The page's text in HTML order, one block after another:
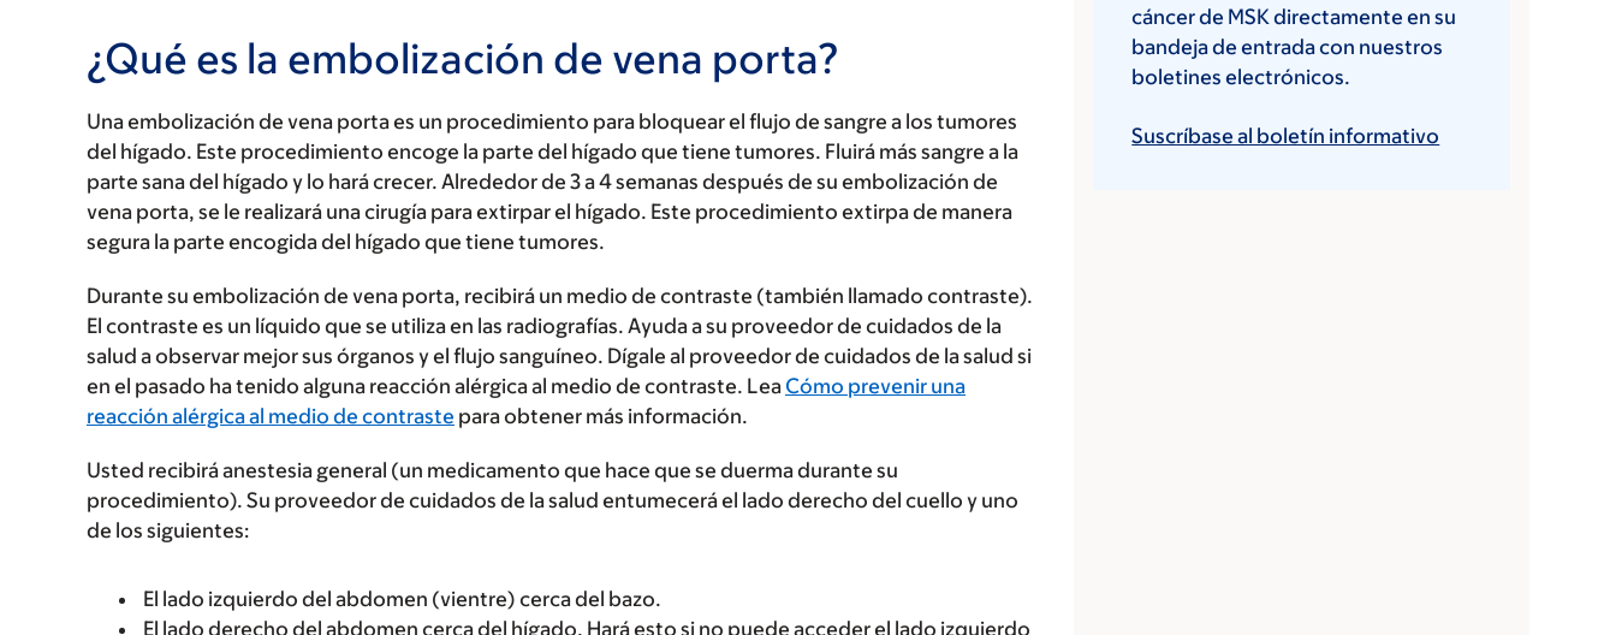
¿Qué es la embolización de vena porta?
Una embolización de vena porta es un procedimiento para bloquear el flujo de sangre a los tumores
del hígado. Este procedimiento encoge la parte del hígado que tiene tumores. Fluirá más sangre a la
parte sana del hígado y lo hará crecer. Alrededor de 3 a 4 semanas después de su embolización de
vena porta, se le realizará una cirugía para extirpar el hígado. Este procedimiento extirpa de manera
segura la parte encogida del hígado que tiene tumores.
Durante su embolización de vena porta, recibirá un medio de contraste (también llamado contraste).
El contraste es un líquido que se utiliza en las radiografías. Ayuda a su proveedor de cuidados de la
salud a observar mejor sus órganos y el flujo sanguíneo. Dígale al proveedor de cuidados de la salud si
en el pasado ha tenido alguna reacción alérgica al medio de contraste. Lea Cómo prevenir una
reacción alérgica al medio de contraste para obtener más información.
Usted recibirá anestesia general (un medicamento que hace que se duerma durante su
procedimiento). Su proveedor de cuidados de la salud entumecerá el lado derecho del cuello y uno
de los siguientes:
El lado izquierdo del abdomen (vientre) cerca del bazo.
El lado derecho del abdomen cerca del hígado. Hará esto si no puede acceder el lado izquierdo
cáncer de MSK directamente en su
bandeja de entrada con nuestros
boletines electrónicos.
Suscríbase al boletín informativo